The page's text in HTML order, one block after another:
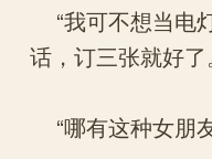
“我可不想当电
话，订三张就好了
“哪有这种女朋